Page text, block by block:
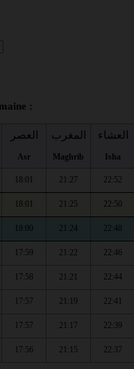
:
العصر
Asr
المغرب
Maghrib
العشاء
Isha
18:01 21:27 22:52
18:01 21:25 22:50
18:00 21:24 22:48
17:59 21:22 22:46
17:58 21:21 22:44
17:57 21:19 22:41
17:57 21:17 22:39
17:56 21:15 22:37